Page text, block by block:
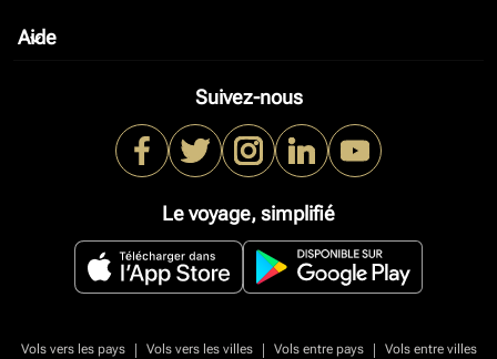
Aide
keyboard_arrow_down
Suivez-nous
Le voyage, simplifié
Vols vers les pays | Vols vers les villes | Vols entre pays |
Vols entre villes